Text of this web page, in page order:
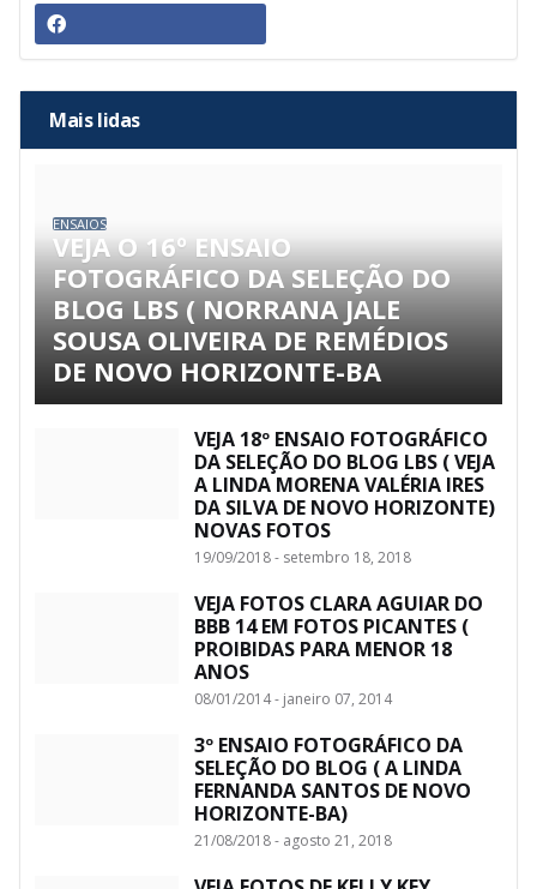
Mais lidas
ENSAIOS
VEJA O 16º ENSAIO
FOTOGRÁFICO DA SELEÇÃO DO
BLOG LBS ( NORRANA JALE
SOUSA OLIVEIRA DE REMÉDIOS
DE NOVO HORIZONTE-BA
VEJA 18º ENSAIO FOTOGRÁFICO
DA SELEÇÃO DO BLOG LBS ( VEJA
A LINDA MORENA VALÉRIA IRES
DA SILVA DE NOVO HORIZONTE)
NOVAS FOTOS
19/09/2018 - setembro 18, 2018
VEJA FOTOS CLARA AGUIAR DO
BBB 14 EM FOTOS PICANTES (
PROIBIDAS PARA MENOR 18
ANOS
08/01/2014 - janeiro 07, 2014
3º ENSAIO FOTOGRÁFICO DA
SELEÇÃO DO BLOG ( A LINDA
FERNANDA SANTOS DE NOVO
HORIZONTE-BA)
21/08/2018 - agosto 21, 2018